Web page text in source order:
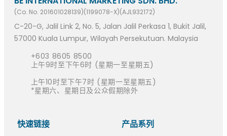
(Co. No. 201601028139)(1199078-X)(AJL932172)
C-20-G, Jalil Link 2, No. 5, Jalan Jalil Perkasa 1, Bukit Jalil,
57000 Kuala Lumpur, Wilayah Persekutuan. Malaysia
+603 8605 8500
上午9时至下午6时 (星期一至星期五)
上午10时至下午7时 (星期一至星期五)
*星期六、星期日及公众假期除外
快速链接​ 产品系列